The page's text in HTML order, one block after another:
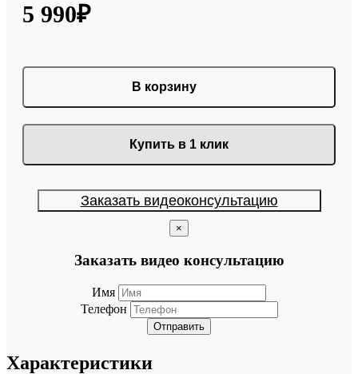
5 990₽
В корзину
Купить в 1 клик
Заказать видеоконсультацию
×
Заказать видео консультацию
Имя
Телефон
Отправить
Характеристики